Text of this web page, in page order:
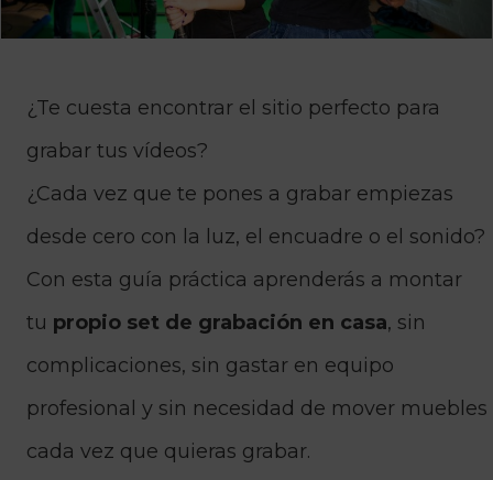
¿Te cuesta encontrar el sitio perfecto para
grabar tus vídeos?
¿Cada vez que te pones a grabar empiezas
desde cero con la luz, el encuadre o el sonido?
Con esta guía práctica aprenderás a montar
tu propio set de grabación en casa, sin
complicaciones, sin gastar en equipo
profesional y sin necesidad de mover muebles
cada vez que quieras grabar.